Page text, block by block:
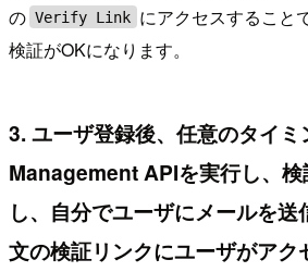
の Verify Link にアクセスすること
検証がOKになります。
3. ユーザ登録後、任意のタイミ
Management APIを実行し、
し、自分でユーザにメールを
文の検証リンクにユーザがア